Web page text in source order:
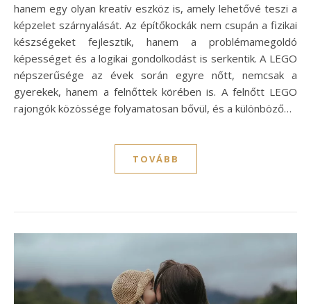
hanem egy olyan kreatív eszköz is, amely lehetővé teszi a
képzelet szárnyalását. Az építőkockák nem csupán a fizikai
készségeket fejlesztik, hanem a problémamegoldó
képességet és a logikai gondolkodást is serkentik. A LEGO
népszerűsége az évek során egyre nőtt, nemcsak a
gyerekek, hanem a felnőttek körében is. A felnőtt LEGO
rajongók közössége folyamatosan bővül, és a különböző…
TOVÁBB